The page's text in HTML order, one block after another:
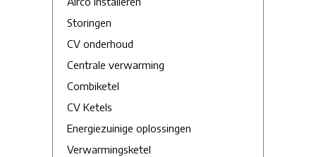
Storingen
CV onderhoud
Centrale verwarming
Combiketel
CV Ketels
Energiezuinige oplossingen
Verwarmingsketel